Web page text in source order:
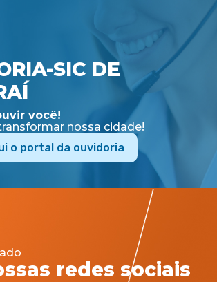
SIC DE
você!
nossa cidade!
o portal da ouvidoria
redes sociais